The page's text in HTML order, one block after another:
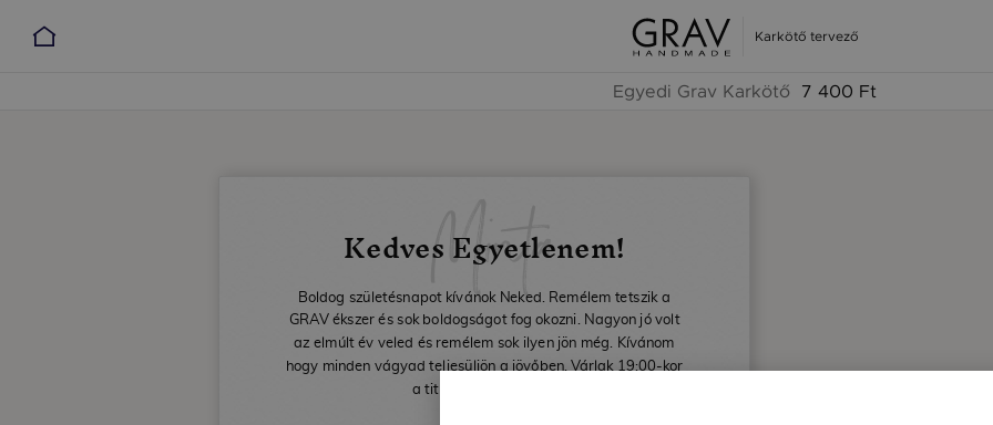
Karkötő tervező
Egyedi Grav Karkötő 7 400 Ft
Minta
Kedves Egyetlenem!
Boldog születésnapot kívánok Neked. Remélem tetszik a
GRAV ékszer és sok boldogságot fog okozni. Nagyon jó volt
az elmúlt év veled és remélem sok ilyen jön még. Kívánom
hogy minden vágyad teljesüljön a jövőben. Várlak 19:00-kor
a titkos kávézónkban.